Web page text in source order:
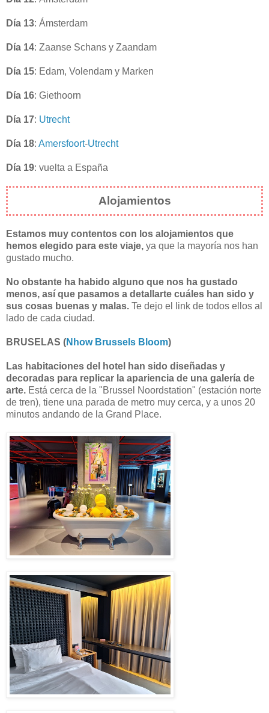
Día 13: Ámsterdam
Día 14: Zaanse Schans y Zaandam
Día 15: Edam, Volendam y Marken
Día 16: Giethoorn
Día 17: Utrecht
Día 18: Amersfoort-Utrecht
Día 19: vuelta a España
Alojamientos
Estamos muy contentos con los alojamientos que
hemos elegido para este viaje, ya que la mayoría nos han
gustado mucho.
No obstante ha habido alguno que nos ha gustado
menos, así que pasamos a detallarte cuáles han sido y
sus cosas buenas y malas. Te dejo el link de todos ellos al
lado de cada ciudad.
BRUSELAS (Nhow Brussels Bloom)
Las habitaciones del hotel han sido diseñadas y
decoradas para replicar la apariencia de una galería de
arte. Está cerca de la "Brussel Noordstation" (estación norte
de tren), tiene una parada de metro muy cerca, y a unos 20
minutos andando de la Grand Place.